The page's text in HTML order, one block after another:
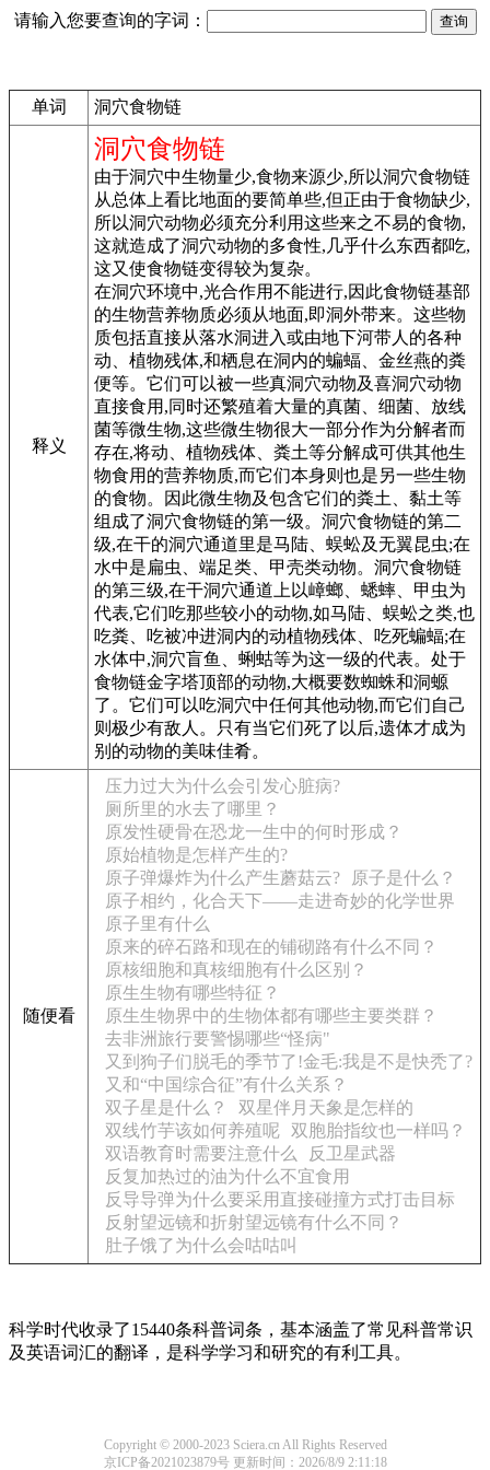
请输入您要查询的字词：
单词 洞穴食物链
释义
洞穴食物链
由于洞穴中生物量少,食物来源少,所以洞穴食物链
从总体上看比地面的要简单些,但正由于食物缺少,
所以洞穴动物必须充分利用这些来之不易的食物,
这就造成了洞穴动物的多食性,几乎什么东西都吃,
这又使食物链变得较为复杂。
在洞穴环境中,光合作用不能进行,因此食物链基部
的生物营养物质必须从地面,即洞外带来。这些物
质包括直接从落水洞进入或由地下河带人的各种
动、植物残体,和栖息在洞内的蝙蝠、金丝燕的粪
便等。它们可以被一些真洞穴动物及喜洞穴动物
直接食用,同时还繁殖着大量的真菌、细菌、放线
菌等微生物,这些微生物很大一部分作为分解者而
存在,将动、植物残体、粪土等分解成可供其他生
物食用的营养物质,而它们本身则也是另一些生物
的食物。因此微生物及包含它们的粪土、黏土等
组成了洞穴食物链的第一级。洞穴食物链的第二
级,在干的洞穴通道里是马陆、蜈蚣及无翼昆虫;在
水中是扁虫、端足类、甲壳类动物。洞穴食物链
的第三级,在干洞穴通道上以嶂螂、蟋蟀、甲虫为
代表,它们吃那些较小的动物,如马陆、蜈蚣之类,也
吃粪、吃被冲进洞内的动植物残体、吃死蝙蝠;在
水体中,洞穴盲鱼、蜊蛄等为这一级的代表。处于
食物链金字塔顶部的动物,大概要数蜘蛛和洞螈
了。它们可以吃洞穴中任何其他动物,而它们自己
则极少有敌人。只有当它们死了以后,遗体才成为
别的动物的美味佳肴。
随便看
压力过大为什么会引发心脏病?
厕所里的水去了哪里？
原发性硬骨在恐龙一生中的何时形成？
原始植物是怎样产生的?
原子弹爆炸为什么产生蘑菇云?
原子是什么？
原子相约，化合天下——走进奇妙的化学世界
原子里有什么
原来的碎石路和现在的铺砌路有什么不同？
原核细胞和真核细胞有什么区别？
原生生物有哪些特征？
原生生物界中的生物体都有哪些主要类群？
去非洲旅行要警惕哪些“怪病"
又到狗子们脱毛的季节了!金毛:我是不是快秃了?
又和“中国综合征”有什么关系？
双子星是什么？
双星伴月天象是怎样的
双线竹芋该如何养殖呢
双胞胎指纹也一样吗？
双语教育时需要注意什么
反卫星武器
反复加热过的油为什么不宜食用
反导导弹为什么要采用直接碰撞方式打击目标
反射望远镜和折射望远镜有什么不同？
肚子饿了为什么会咕咕叫
科学时代收录了15440条科普词条，基本涵盖了常见科普常识
及英语词汇的翻译，是科学学习和研究的有利工具。
Copyright © 2000-2023 Sciera.cn All Rights Reserved
京ICP备2021023879号更新时间：2026/8/9 2:11:18